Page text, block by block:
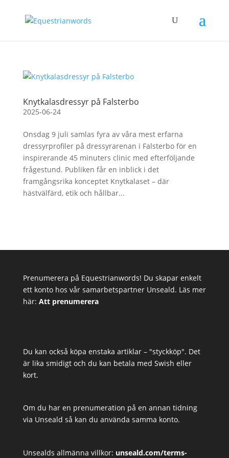
Knytkalasdressyr på Falsterbo
2025-06-24
Onsdag 9 juli samlas fyra av våra mest erfarna
dressyrprofiler på dressyrarenan i Falsterbo för en
inspirerande 45 minuters clinic med efterföljande
frågestund. Publiken får en inblick i det
framgångsrika konceptet Knytkalaset – där
hästvälfärd, etik och hållbar...
Prenumerera på Equestrianwords! Du skapar enkelt
ett konto hos vår samarbetspartner Unseald. Läs mer
här: Att prenumerera
Du kan också köpa enstaka artiklar – "styckköp". Det
är lika smidigt och du kan betala med Swish eller
kort.
Om du har en prenumeration på en annan tidning
via Unseald så kan du använda samma konto.
Unsealds allmänna villkor: unseald.com/terms-